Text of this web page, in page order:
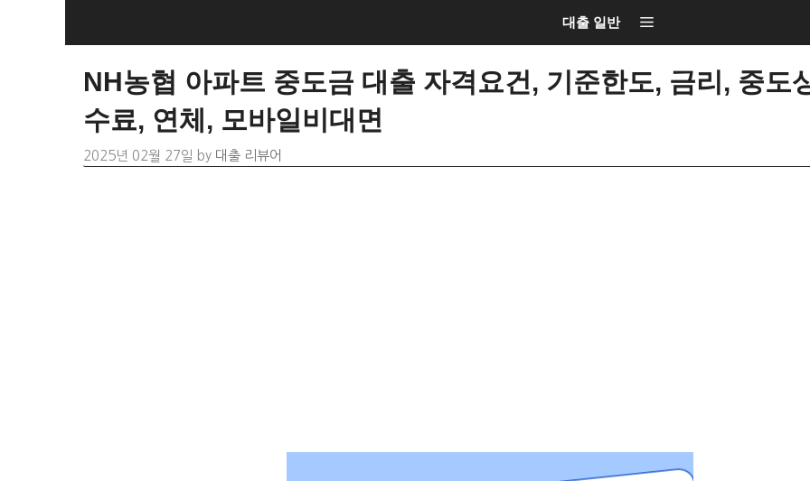
대출 일반
NH농협 아파트 중도금 대출 자격요건, 기준한도, 금리, 중도
수료, 연체, 모바일비대면
2025년 02월 27일 by 대출 리뷰어